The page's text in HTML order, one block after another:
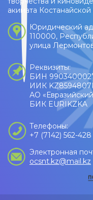
акимата Костанайской
Юридический
110000,
улица
Реквизиты:
БИН
ИИК
АО
БИК EURIKZKA
Телефоны:
+7 (7142) 562-428
Электронная
ocsnt.kz@mail.kz